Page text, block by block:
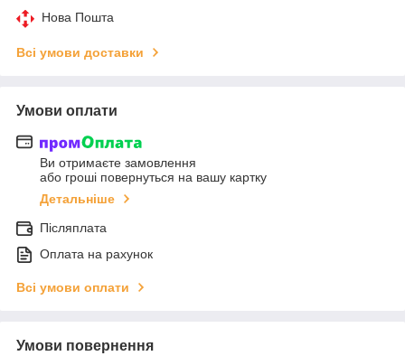
Нова Пошта
Всі умови доставки
Умови оплати
Ви отримаєте замовлення
або гроші повернуться на вашу картку
Детальніше
Післяплата
Оплата на рахунок
Всі умови оплати
Умови повернення